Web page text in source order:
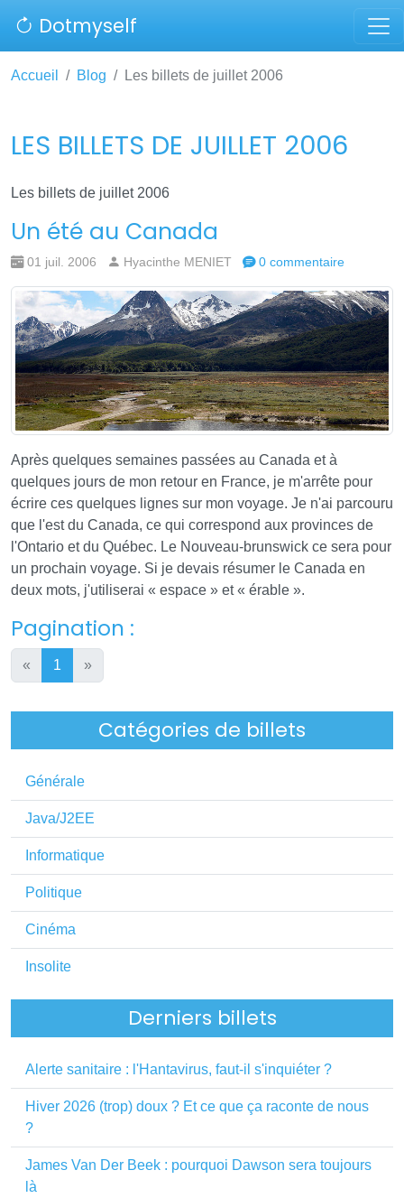
Dotmyself
Accueil Blog Les billets de juillet 2006
LES BILLETS DE JUILLET 2006
Les billets de juillet 2006
Un été au Canada
01 juil. 2006 Hyacinthe MENIET 0 commentaire
Après quelques semaines passées au Canada et à
quelques jours de mon retour en France, je m'arrête pour
écrire ces quelques lignes sur mon voyage. Je n'ai parcouru
que l'est du Canada, ce qui correspond aux provinces de
l'Ontario et du Québec. Le Nouveau-brunswick ce sera pour
un prochain voyage. Si je devais résumer le Canada en
deux mots, j'utiliserai « espace » et « érable ».
Pagination :
« 1 »
Catégories de billets
Générale
Java/J2EE
Informatique
Politique
Cinéma
Insolite
Derniers billets
Alerte sanitaire : l'Hantavirus, faut-il s'inquiéter ?
Hiver 2026 (trop) doux ? Et ce que ça raconte de nous
?
James Van Der Beek : pourquoi Dawson sera toujours
là